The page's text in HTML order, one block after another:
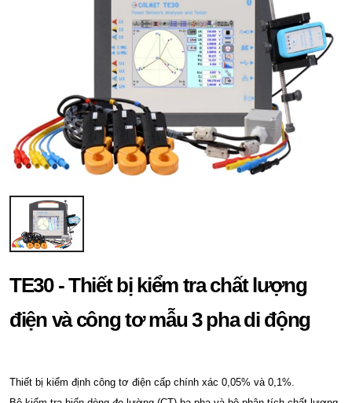
TE30 - Thiết bị kiểm tra chất lượng
điện và công tơ mẫu 3 pha di động
Thiết bị kiểm định công tơ điện cấp chính xác 0,05% và 0,1%.